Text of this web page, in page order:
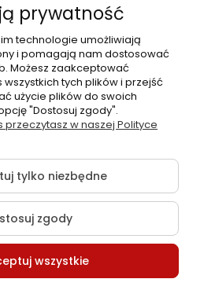
samochodowa Zachariasz
prywatność
technologie umożliwiają
i pomagają nam dostosować
Możesz zaakceptować
tych plików i przejść
użycie plików do swoich
"Dostosuj zgody".
w naszej Polityce
tylko niezbędne
zgody
wszystkie